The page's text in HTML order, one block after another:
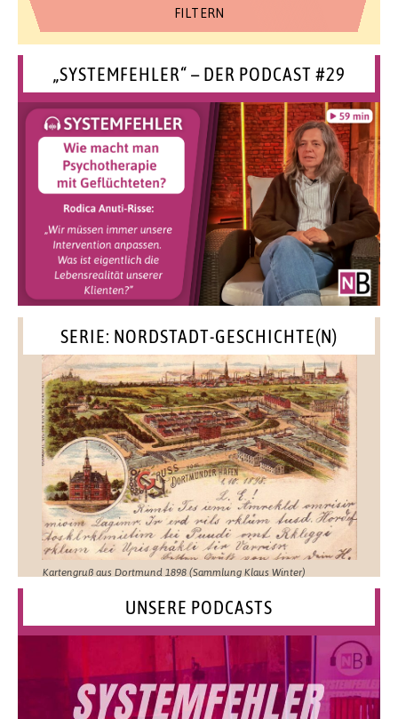
„SYSTEMFEHLER“ – DER PODCAST #29
SERIE: NORDSTADT-GESCHICHTE(N)
Kartengruß aus Dortmund 1898 (Sammlung Klaus Winter)
UNSERE PODCASTS